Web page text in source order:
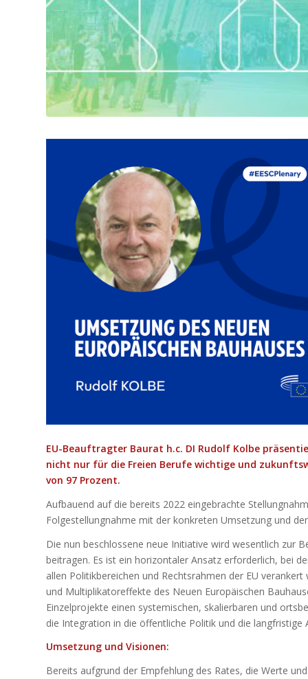
EU-Beauftragter Baurat h.c. DI Rudolf Kolbe
nicht nur für die Freien Berufe wichtige und
von 97 Prozent.
Aufbauend auf die bereits 2022 eingebrachte
Folgestellungnahme mit der konkreten Umsetzung und
Die nun beschlossene neue Initiative wird wesentlich zur
beitragen. Es ist ein horizontaler Ansatz erforderlich, bei
allen Politikbereichen und Rechtsrahmen der EU
und Multiplikatoreffekte des Neuen Europäischen
Einzelprojekte einen systemischen, skalierbaren und
die Integration in die öffentliche Politik und die
Umsetzung und Visionen:
Bereits aufgrund der Empfehlung des Rates, die Werte